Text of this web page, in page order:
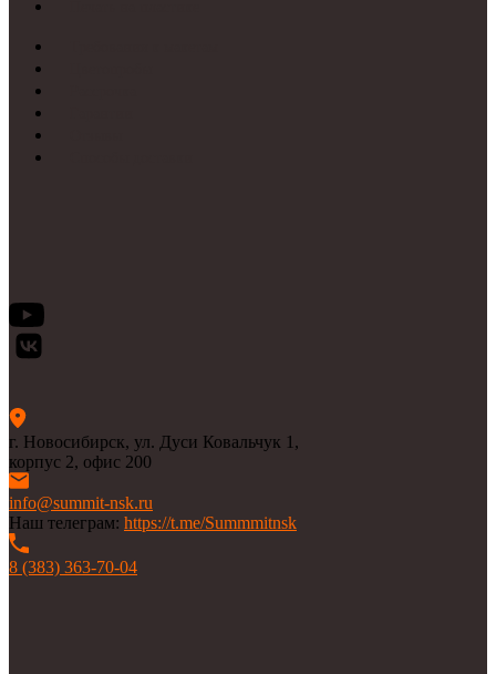
г. Новосибирск, ул. Дуси Ковальчук 1,
корпус 2, офис 200
info@summit-nsk.ru
Наш телеграм: https://t.me/Summmitnsk
8 (383) 363-70-04